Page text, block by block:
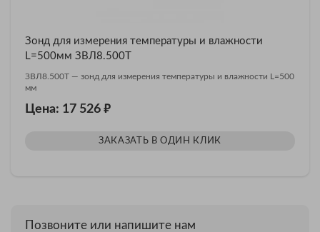
Зонд для измерения температуры и влажности
L=500мм ЗВЛ8.500Т
ЗВЛ8.500Т — зонд для измерения температуры и влажности L=500
мм
Цена: 17 526 ₽
ЗАКАЗАТЬ В ОДИН КЛИК
Позвоните или напишите нам